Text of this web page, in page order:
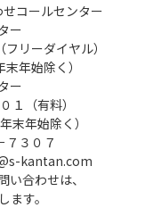
せコールセンター
ー
リーダイヤル）
年始除く）
ー
１（有料）
末年始除く）
３０７
kantan.com
合わせは、
ます。